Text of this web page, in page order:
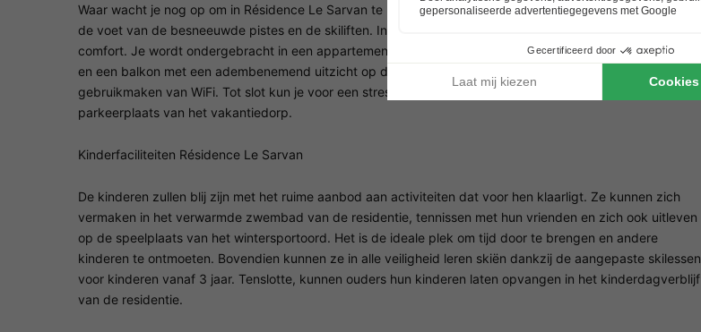
Waar wacht je nog op om in Résidence Le Sarvan te komen logeren? De residentie is ideaal gelegen aan
de voet van de besneeuwde pistes en de skiliften. In dit vakantiedorp kun je genieten van al het nodige
comfort. Je wordt ondergebracht in een appartement met een volledig uitgeruste keuken, een woonkamer
en een balkon met een adembenemend uitzicht op de bergen. Bovendien kun je in de residentie gratis
gebruikmaken van WiFi. Tot slot kun je voor een stressvrij verblijf de auto parkeren op de openbare
parkeerplaats van het vakantiedorp.
Kinderfaciliteiten Résidence Le Sarvan
De kinderen zullen blij zijn met het ruime aanbod aan activiteiten dat voor hen klaarligt. Ze kunnen zich
vermaken in het verwarmde zwembad van de residentie, tennissen met hun vrienden en zich ook uitleven
op de speelplaats van het wintersportoord. Het is de ideale plek om tijd door te brengen en andere
kinderen te ontmoeten. Bovendien kunnen ze in alle veiligheid leren skiën dankzij de aangepaste skilessen
voor kinderen vanaf 3 jaar. Tenslotte, kunnen ouders hun kinderen laten opvangen in het kinderdagverblijf
van de residentie.